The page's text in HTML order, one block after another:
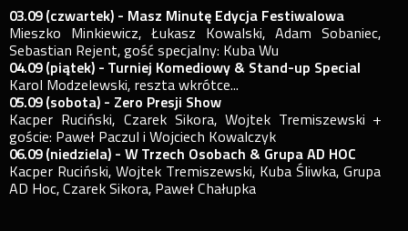
03.09 (czwartek) - Masz Minutę Edycja Festiwalowa
Mieszko Minkiewicz, Łukasz Kowalski, Adam Sobaniec,
Sebastian Rejent, gość specjalny: Kuba Wu
04.09 (piątek) - Turniej Komediowy & Stand-up Special
Karol Modzelewski, reszta wkrótce...
05.09 (sobota) - Zero Presji Show
Kacper Ruciński, Czarek Sikora, Wojtek Tremiszewski +
goście: Paweł Paczul i Wojciech Kowalczyk
06.09 (niedziela) - W Trzech Osobach & Grupa AD HOC
Kacper Ruciński, Wojtek Tremiszewski, Kuba Śliwka, Grupa
AD Hoc, Czarek Sikora, Paweł Chałupka